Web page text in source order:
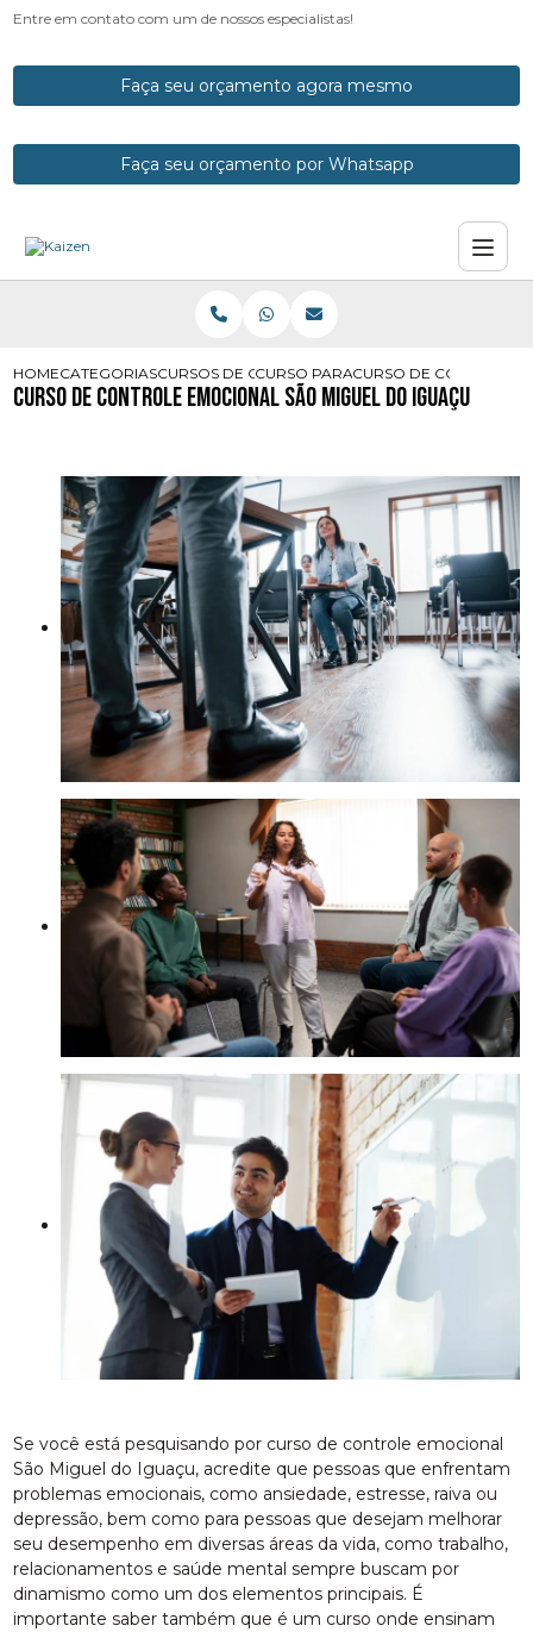
Entre em contato com um de nossos especialistas!
Faça seu orçamento agora mesmo
Faça seu orçamento por Whatsapp
HOMECATEGORIASCURSOS DE CONTROLE EMOCIONAL
CURSO PARA TER CONTROLE
CURSO DE CONTROLE
Curso de Controle Emocional São Miguel do Iguaçu
Se você está pesquisando por curso de controle emocional
São Miguel do Iguaçu, acredite que pessoas que enfrentam
problemas emocionais, como ansiedade, estresse, raiva ou
depressão, bem como para pessoas que desejam melhorar
seu desempenho em diversas áreas da vida, como trabalho,
relacionamentos e saúde mental sempre buscam por
dinamismo como um dos elementos principais. É
importante saber também que é um curso onde ensinam